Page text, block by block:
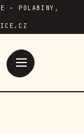
– POLABINY,